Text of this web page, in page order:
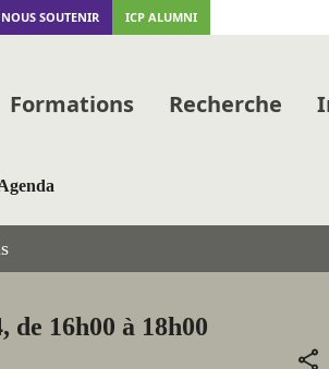
NOUS SOUTENIR ICP ALUMNI
Formations Recherche
de 16h00 à 18h00
Partager